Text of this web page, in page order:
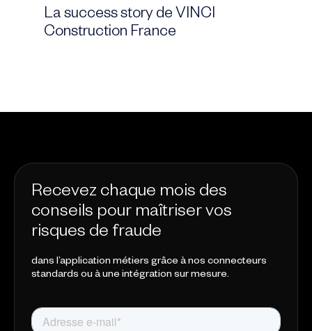
La success story de VINCI
Construction France
Recevez chaque mois des
conseils pour maîtriser vos
risques de fraude
dans l’application métiers grâce à nos connecteurs
standards ou à une intégration sur mesure.